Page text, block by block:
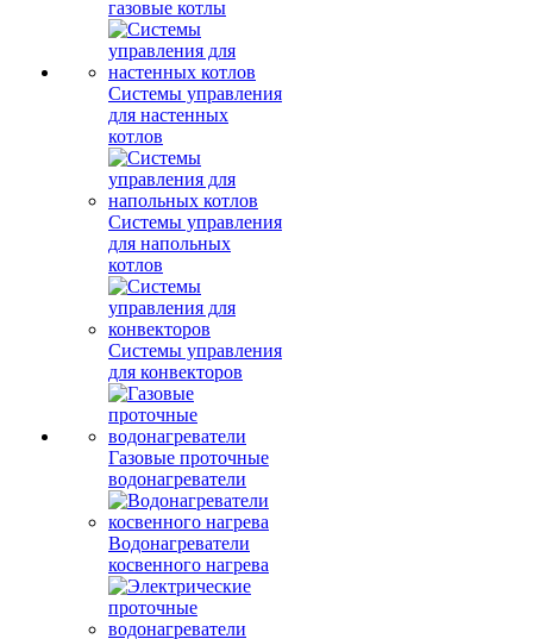
газовые котлы
Системы управления
для настенных
котлов
Системы управления
для напольных
котлов
Системы управления
для конвекторов
Газовые проточные
водонагреватели
Водонагреватели
косвенного нагрева